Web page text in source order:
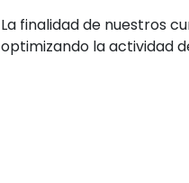
La finalidad de nuestros
optimizando la actividad